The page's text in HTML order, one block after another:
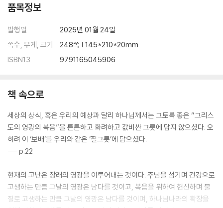
품목정보
발행일
2025년 01월 24일
쪽수, 무게, 크기
248쪽 | 145*210*20mm
ISBN13
9791165045906
책 속으로
세상의 상식, 혹은 우리의 예상과 달리 하나님께서는 그토록 좋은 “그리스
도의 영광의 복음”을 튼튼하고 화려하고 값비싼 그릇에 담지 않으셨다. 오
히려 이 ‘보배’를 우리와 같은 ‘질그릇’에 담으셨다.
--- p.22
현재의 고난은 장래의 영광을 이루어내는 것이다. 주님을 섬기며 건강으로
고생하는 만큼 그날의 영광은 남다를 것이고, 복음을 위하여 헌신하며 물
질로 고생하는 만큼 그날의 영광은 남다를 것이며, 하나님나라의 확장을